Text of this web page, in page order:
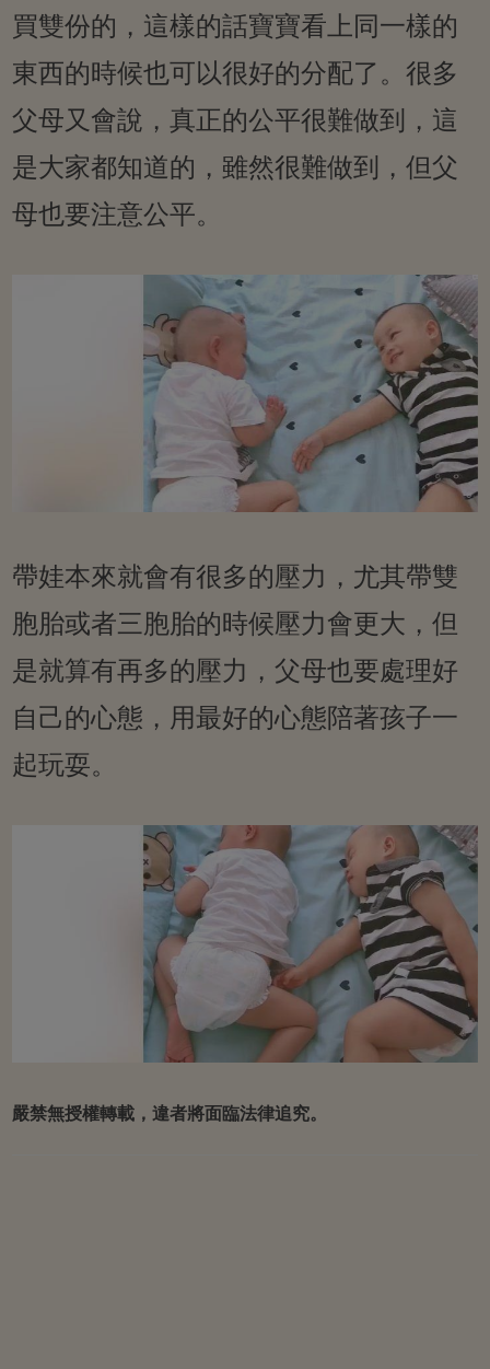
買雙份的，這樣的話寶寶看上同一樣的
東西的時候也可以很好的分配了。很多
父母又會說，真正的公平很難做到，這
是大家都知道的，雖然很難做到，但父
母也要注意公平。
帶娃本來就會有很多的壓力，尤其帶雙
胞胎或者三胞胎的時候壓力會更大，但
是就算有再多的壓力，父母也要處理好
自己的心態，用最好的心態陪著孩子一
起玩耍。
嚴禁無授權轉載，違者將面臨法律追究。